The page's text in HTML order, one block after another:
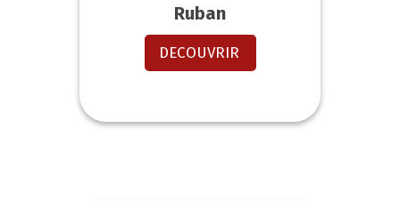
Ruban
DECOUVRIR